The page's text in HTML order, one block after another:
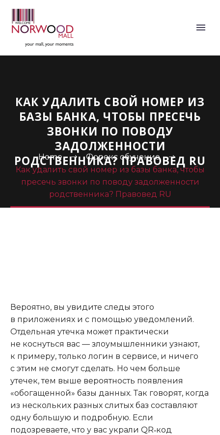
КАК УДАЛИТЬ СВОЙ НОМЕР ИЗ
БАЗЫ БАНКА, ЧТОБЫ ПРЕСЕЧЬ
ЗВОНКИ ПО ПОВОДУ
ЗАДОЛЖЕННОСТИ
РОДСТВЕННИКА? ПРАВОВЕД RU
Home
Форекс обучение
Как удалить свой номер из базы банка, чтобы
пресечь звонки по поводу задолженности
родственника? Правовед RU
Вероятно, вы увидите следы этого
в приложениях и с помощью уведомлений.
Отдельная утечка может практически
не коснуться вас — злоумышленники узнают,
к примеру, только логин в сервисе, и ничего
с этим не смогут сделать. Но чем больше
утечек, тем выше вероятность появления
«обогащенной» базы данных. Так говорят, когда
из нескольких разных слитых баз составляют
одну большую и подробную. Если
подозреваете, что у вас украли QR‑код